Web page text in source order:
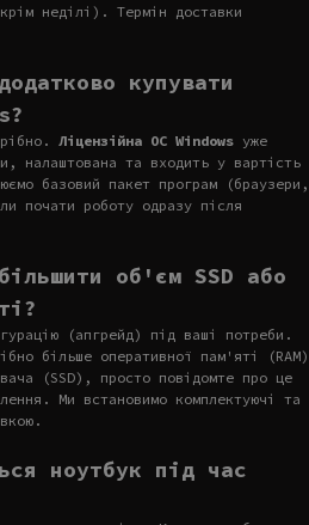
неділі). Термін доставки
купувати
Ліцензійна ОС Windows уже
налаштована та входить у вартість
базовий пакет програм (браузери,
почати роботу одразу після
об'єм SSD або
(апгрейд) під ваші потреби.
більше оперативної пам'яті (RAM)
(SSD), просто повідомте про це
Ми встановимо комплектуючі та
ноутбук під час